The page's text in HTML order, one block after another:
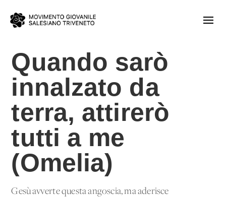
Quando sarò
innalzato da
terra, attirerò
tutti a me
(Omelia)
Gesù avverte questa angoscia, ma aderisce